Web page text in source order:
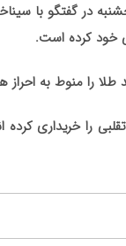
خود کرده است.
را منوط به احراز
را خریداری